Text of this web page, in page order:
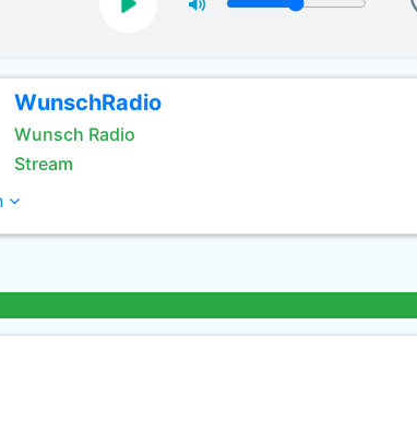
WunschRadio
Wunsch Radio
Stream